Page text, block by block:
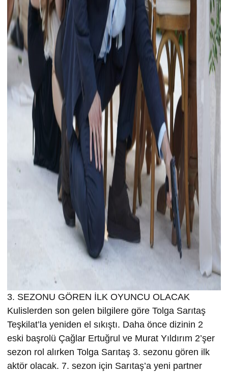
3. SEZONU GÖREN İLK OYUNCU OLACAK
Kulislerden son gelen bilgilere göre Tolga Sarıtaş
Teşkilat’la yeniden el sıkıştı. Daha önce dizinin 2
eski başrolü Çağlar Ertuğrul ve Murat Yıldırım 2’şer
sezon rol alırken Tolga Sarıtaş 3. sezonu gören ilk
aktör olacak. 7. sezon için Sarıtaş’a yeni partner